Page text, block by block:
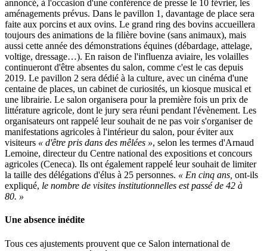
annoncé, à l'occasion d'une conférence de presse le 10 février, les
aménagements prévus. Dans le pavillon 1, davantage de place sera
faite aux porcins et aux ovins. Le grand ring des bovins accueillera
toujours des animations de la filière bovine (sans animaux), mais
aussi cette année des démonstrations équines (débardage, attelage,
voltige, dressage…). En raison de l'influenza aviaire, les volailles
continueront d'être absentes du salon, comme c'est le cas depuis
2019. Le pavillon 2 sera dédié à la culture, avec un cinéma d'une
centaine de places, un cabinet de curiosités, un kiosque musical et
une librairie. Le salon organisera pour la première fois un prix de
littérature agricole, dont le jury sera réuni pendant l'évènement. Les
organisateurs ont rappelé leur souhait de ne pas voir s'organiser de
manifestations agricoles à l'intérieur du salon, pour éviter aux
visiteurs « d'être pris dans des mêlées », selon les termes d'Arnaud
Lemoine, directeur du Centre national des expositions et concours
agricoles (Ceneca). Ils ont également rappelé leur souhait de limiter
la taille des délégations d'élus à 25 personnes. « En cinq ans, ont-ils
expliqué, le nombre de visites institutionnelles est passé de 42 à
80. »
Une absence inédite
Tous ces ajustements prouvent que ce Salon international de